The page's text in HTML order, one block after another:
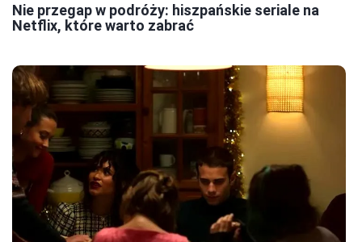
Nie przegap w podróży: hiszpańskie seriale na
Netflix, które warto zabrać